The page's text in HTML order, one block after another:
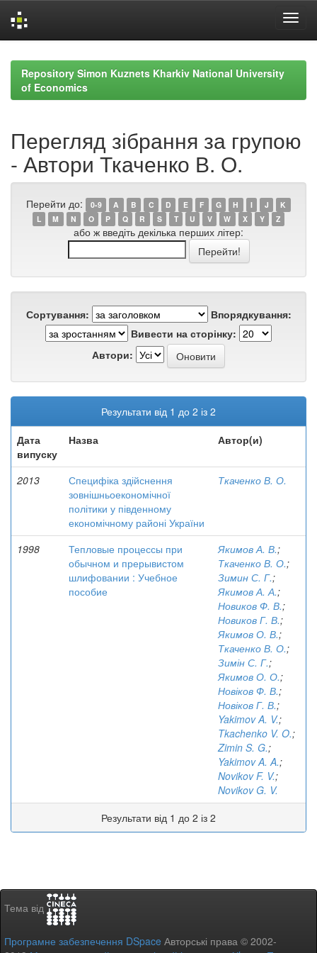
navigationRepository Simon Kuznets Kharkiv National University
of Economics
Перегляд зібрання за групою
- Автори Ткаченко В. О.
Перейти до: 0-9 A B C D E F G H I J
K
L
M N O P Q R S T U V W X Y Z
або ж введіть декілька перших літер:
Сортування:
Впорядкування:
Вивести на сторінку:
Автори:
Результати від 1 до 2 із 2
Дата
випуску
Назва Автор(и)
2013
Специфіка здійснення
зовнішньоекономічної
політики у південному
економічному районі України
Ткаченко В. О.
1998
Тепловые процессы при
обычном и прерывистом
шлифовании : Учебное
пособие
Якимов А. В.;
Ткаченко В. О.;
Зимин С. Г.;
Якимов А. А.;
Новиков Ф. В.;
Новиков Г. В.;
Якимов О. В.;
Ткаченко В. О.;
Зимін С. Г.;
Якимов О. О.;
Новіков Ф. В.;
Новіков Г. В.;
Yakimov A. V.;
Tkachenko V. O.;
Zimin S. G.;
Yakimov A. A.;
Novikov F. V.;
Novikov G. V.
Результати від 1 до 2 із 2
Тема від
Програмне забезпечення DSpace Авторські права © 2002-